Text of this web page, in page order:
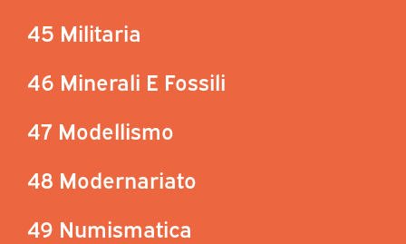
45 Militaria
46 Minerali E Fossili
47 Modellismo
48 Modernariato
49 Numismatica